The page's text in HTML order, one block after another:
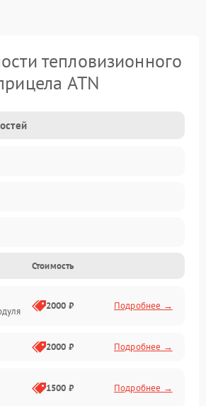
тепловизионного
ATN
Стоимость
2000 ₽ Подробнее →
2000 ₽ Подробнее →
1500 ₽ Подробнее →